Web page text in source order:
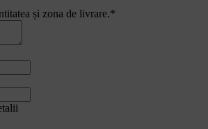
și zona de livrare.*